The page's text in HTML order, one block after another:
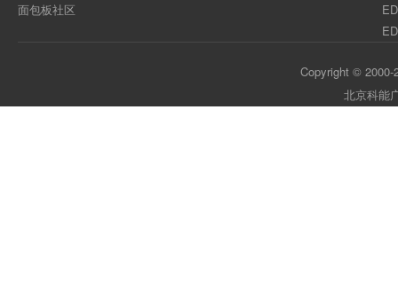
面包板社区
Copyright © 2000-
北京科能